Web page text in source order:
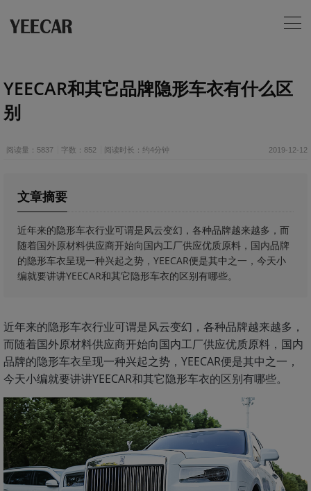
YEECAR和其它品牌隐形车衣有什么区
别
阅读量：5837 字数：852 阅读时长：约4分钟 2019-12-12
文章摘要
近年来的隐形车衣行业可谓是风云变幻，各种品牌越来越多，而
随着国外原材料供应商开始向国内工厂供应优质原料，国内品牌
的隐形车衣呈现一种兴起之势，YEECAR便是其中之一，今天小
编就要讲讲YEECAR和其它隐形车衣的区别有哪些。
近年来的隐形车衣行业可谓是风云变幻，各种品牌越来越多，
而随着国外原材料供应商开始向国内工厂供应优质原料，国内
品牌的隐形车衣呈现一种兴起之势，YEECAR便是其中之一，
今天小编就要讲讲YEECAR和其它隐形车衣的区别有哪些。